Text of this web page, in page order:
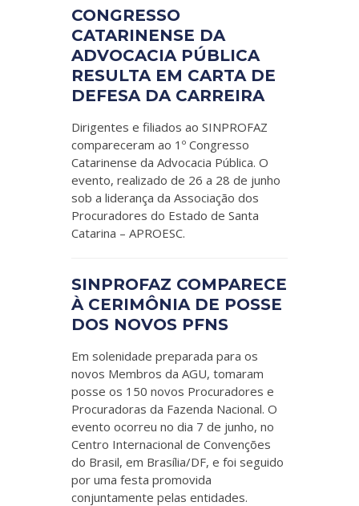
CONGRESSO
CATARINENSE DA
ADVOCACIA PÚBLICA
RESULTA EM CARTA DE
DEFESA DA CARREIRA
Dirigentes e filiados ao SINPROFAZ
compareceram ao 1º Congresso
Catarinense da Advocacia Pública. O
evento, realizado de 26 a 28 de junho
sob a liderança da Associação dos
Procuradores do Estado de Santa
Catarina – APROESC.
SINPROFAZ COMPARECE
À CERIMÔNIA DE POSSE
DOS NOVOS PFNS
Em solenidade preparada para os
novos Membros da AGU, tomaram
posse os 150 novos Procuradores e
Procuradoras da Fazenda Nacional. O
evento ocorreu no dia 7 de junho, no
Centro Internacional de Convenções
do Brasil, em Brasília/DF, e foi seguido
por uma festa promovida
conjuntamente pelas entidades.